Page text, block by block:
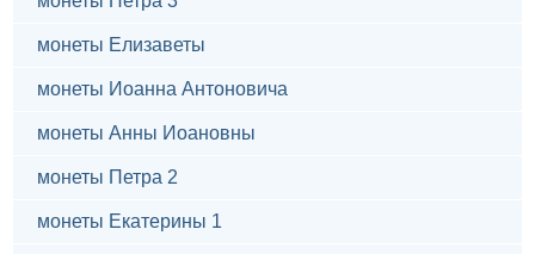
монеты Елизаветы
монеты Иоанна Антоновича
монеты Анны Иоановны
монеты Петра 2
монеты Екатерины 1